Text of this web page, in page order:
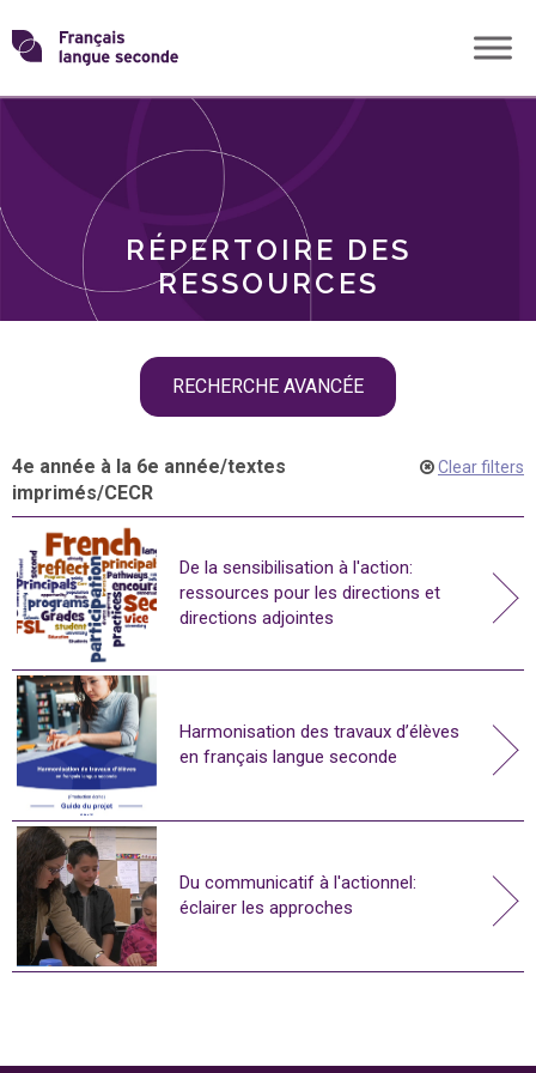
Skip
toTransformons
langue
RÉPERTOIRE DES
RESSOURCES
RECHERCHE AVANCÉE
THÈMES
4e année à la 6e année/textes
imprimés/CECR
Clear filters
De la sensibilisation à l'action:
ressources pour les directions et
directions adjointes
Harmonisation des travaux d’élèves
en français langue seconde
Du communicatif à l'actionnel:
éclairer les approches